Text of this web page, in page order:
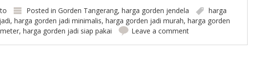
Posted in Gorden Tangerang, harga gorden jendela
harga
, harga gorden jadi minimalis, harga gorden jadi murah, harga gorden
, harga gorden jadi siap pakai Leave a comment